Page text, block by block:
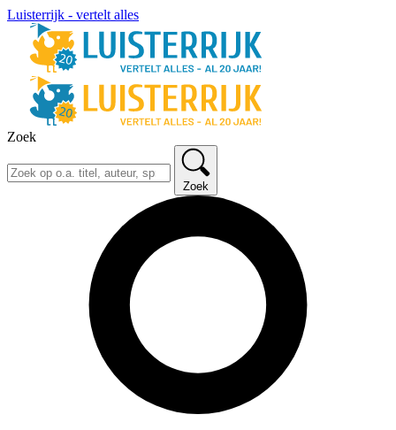
Luisterrijk - vertelt alles
Zoek
Zoek